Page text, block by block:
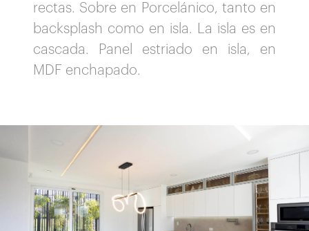
rectas. Sobre en Porcelánico, tanto en
backsplash como en isla. La isla es en
cascada. Panel estriado en isla, en
MDF enchapado.